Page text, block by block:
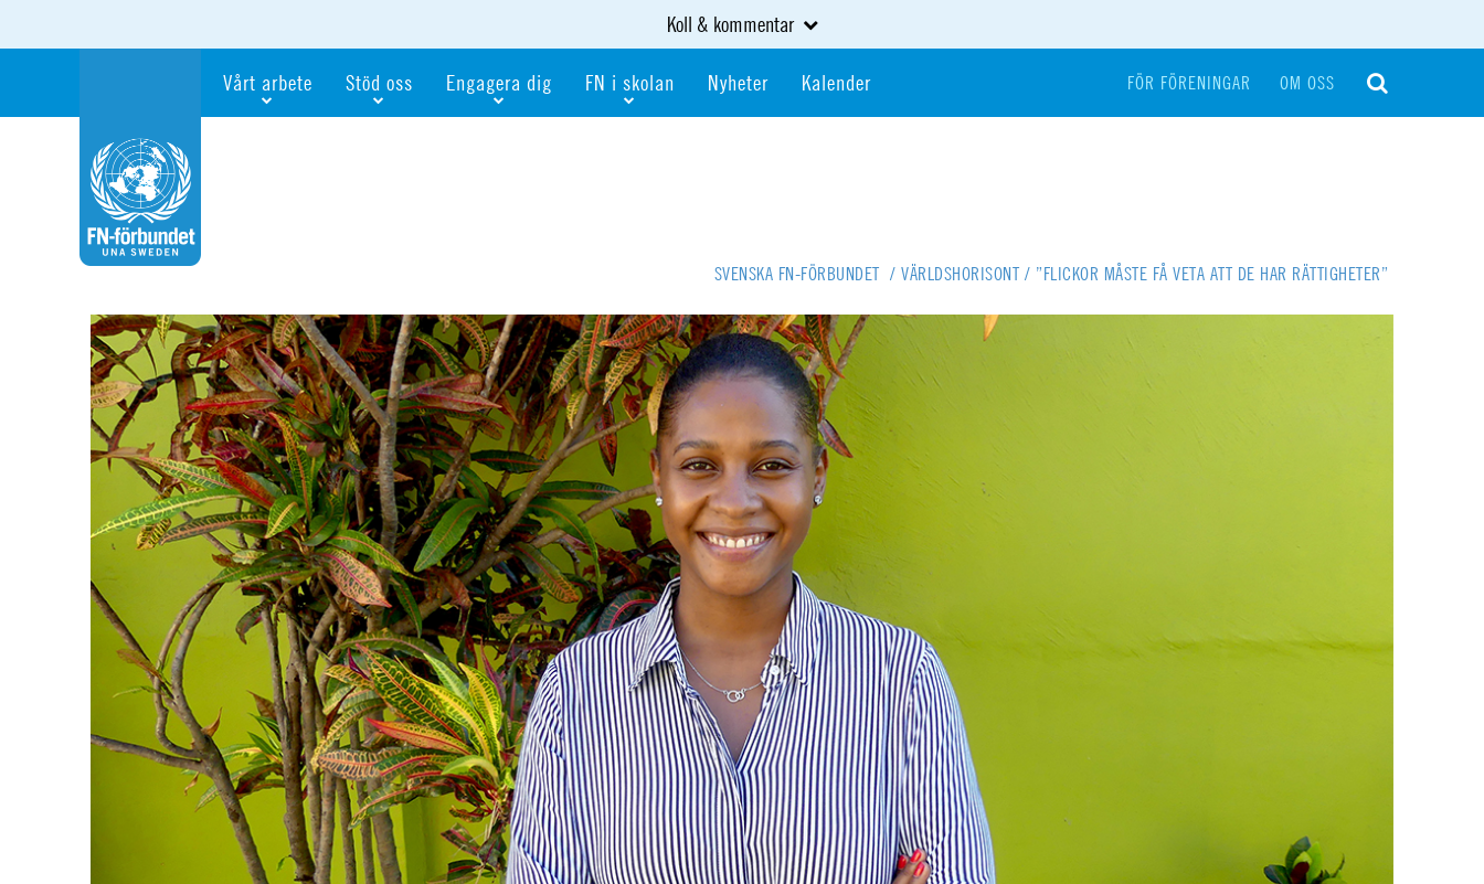
Koll & kommentar
Vårt arbete Stöd oss
Testamentera
Webbshop
Engagera dig
För dig som är ung
Världskoll i skolan
FN i skolan
Globalis
Nyheter Kalender FÖR FÖRENINGAR OM OSS
SVENSKA FN-FÖRBUNDET / VÄRLDSHORISONT / ”FLICKOR MÅSTE FÅ VETA ATT DE HAR RÄTTIGHETER”